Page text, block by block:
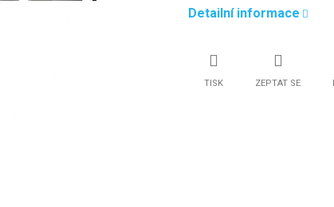
Detailní informace
TISK ZEPTAT SE